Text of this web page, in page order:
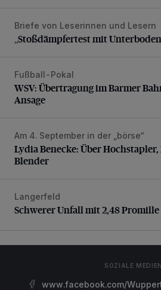
„Stoßdämpfertest mit
Briefe von Leserinnen und Lesern
„Stoßdämpfertest mit
WSV: Übertragung im Barmer
Fußball-Pokal
WSV: Übertragung im Barmer
Ansage
Lydia Benecke: Über Hochstapler,
Am 4. September in der „börse“
Lydia Benecke: Über
Blender
Schwerer Unfall mit 2,48 Promille
Langerfeld
Schwerer Unfall mit 2,48 Promille
SOZIALE MEDIEN
www.facebook.com/